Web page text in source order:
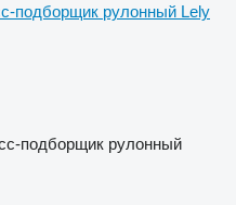
подборщик рулонный Lely
подборщик рулонный